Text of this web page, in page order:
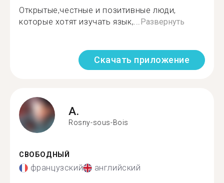
Открытые,честные и позитивные люди,
которые хотят изучать язык,... Развернуть
Скачать приложение
A.
Rosny-sous-Bois
СВОБОДНЫЙ
французский английский